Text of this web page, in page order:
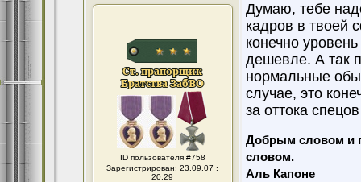
ID пользователя #758
Зарегистрирован: 23.09.07 :
20:29
Думаю, тебе
кадров в твоей
конечно
дешевле. А так
нормальные
случае, это
за оттока
Добрым словом и
словом.
Аль Капоне